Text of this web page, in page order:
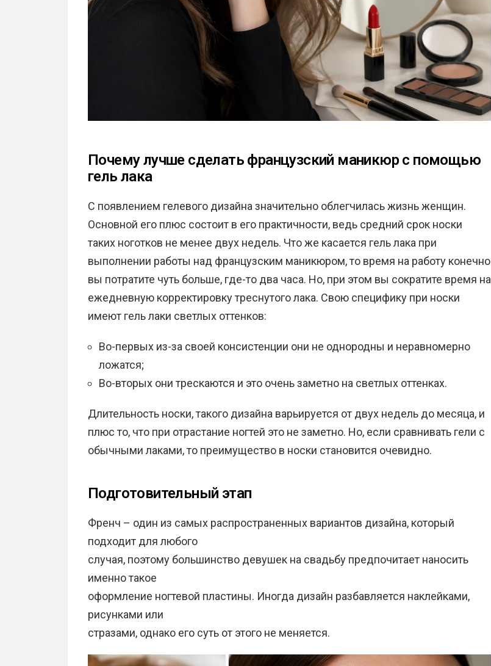
Почему лучше сделать французский маникюр с помощью
гель лака
С появлением гелевого дизайна значительно облегчилась жизнь женщин.
Основной его плюс состоит в его практичности, ведь средний срок носки
таких ноготков не менее двух недель. Что же касается гель лака при
выполнении работы над французским маникюром, то время на работу конечно
вы потратите чуть больше, где-то два часа. Но, при этом вы сократите время на
ежедневную корректировку треснутого лака. Свою специфику при носки
имеют гель лаки светлых оттенков:
Во-первых из-за своей консистенции они не однородны и неравномерно
ложатся;
Во-вторых они трескаются и это очень заметно на светлых оттенках.
Длительность носки, такого дизайна варьируется от двух недель до месяца, и
плюс то, что при отрастание ногтей это не заметно. Но, если сравнивать гели с
обычными лаками, то преимущество в носки становится очевидно.
Подготовительный этап
Френч – один из самых распространенных вариантов дизайна, который
подходит для любого
случая, поэтому большинство девушек на свадьбу предпочитает наносить
именно такое
оформление ногтевой пластины. Иногда дизайн разбавляется наклейками,
рисунками или
стразами, однако его суть от этого не меняется.